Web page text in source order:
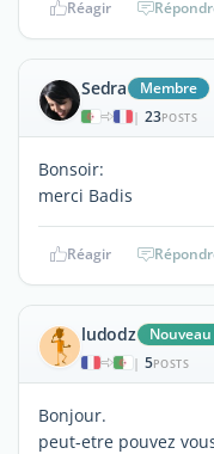
Réagir
Sedra Membre
| 23POSTS
Bonsoir:
merci Badis
Réagir
ludodz
| 5POSTS
Bonjour.
peut-etre pouvez